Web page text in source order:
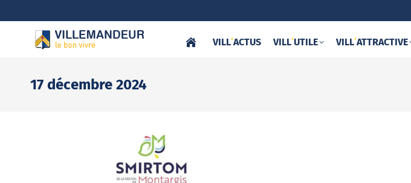
VILL‘ACTUS VILL‘UTILE VILL‘ATTRACTIVE
17 décembre 2024